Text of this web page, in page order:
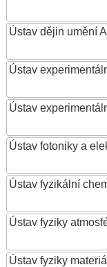
Ústav dějin umění
Ústav
Ústav
Ústav fotoniky a
Ústav fyzikální
Ústav fyziky
Ústav fyziky